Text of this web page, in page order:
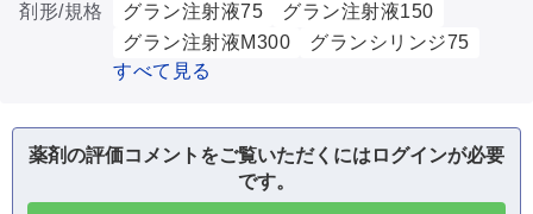
剤形/規格
グラン注射液75
グラン注射液150
グラン注射液M300
グランシリンジ75
すべて見る
薬剤の評価コメントをご覧いただくにはログインが必要
です。